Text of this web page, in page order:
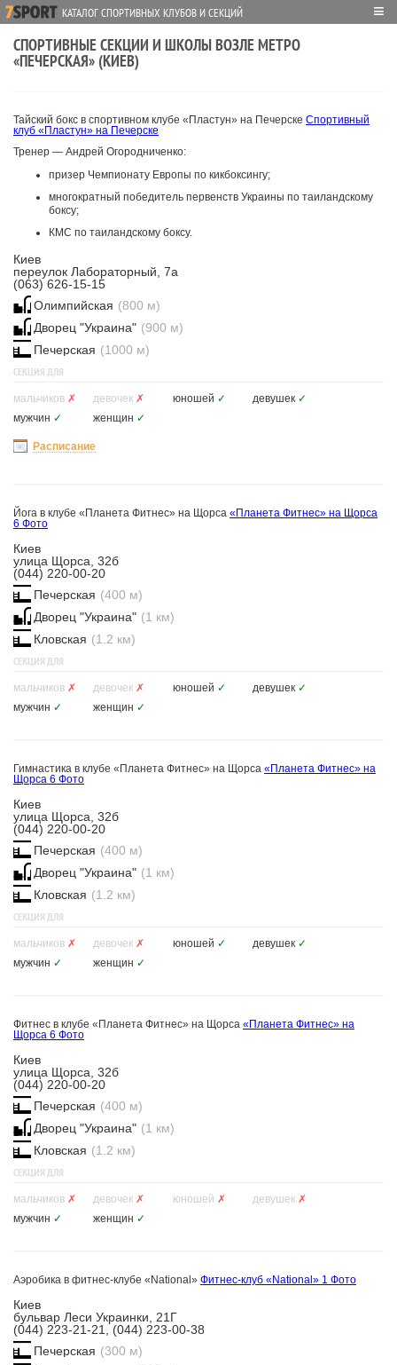
КАТАЛОГ СПОРТИВНЫХ КЛУБОВ И СЕКЦИЙ ≡
СПОРТИВНЫЕ СЕКЦИИ И ШКОЛЫ ВОЗЛЕ МЕТРО
«ПЕЧЕРСКАЯ» (КИЕВ)
Тайский бокс в спортивном клубе «Пластун» на Печерске Спортивный
клуб «Пластун» на Печерске
Тренер — Андрей Огородниченко:
призер Чемпионату Европы по кикбоксингу;
многократный победитель первенств Украины по таиландскому
боксу;
КМС по таиландскому боксу.
Киев
переулок Лабораторный, 7а
(063) 626-15-15
Олимпийская (800 м)
Дворец "Украина" (900 м)
Печерская (1000 м)
СЕКЦИЯ ДЛЯ
мальчиков ✗ девочек ✗ юношей ✓ девушек ✓
мужчин ✓ женщин ✓
Расписание
Йога в клубе «Планета Фитнес» на Щорса «Планета Фитнес» на Щорса
6 Фото
Киев
улица Щорса, 32б
(044) 220-00-20
Печерская (400 м)
Дворец "Украина" (1 км)
Кловская (1.2 км)
СЕКЦИЯ ДЛЯ
мальчиков ✗ девочек ✗ юношей ✓ девушек ✓
мужчин ✓ женщин ✓
Гимнастика в клубе «Планета Фитнес» на Щорса «Планета Фитнес» на
Щорса 6 Фото
Киев
улица Щорса, 32б
(044) 220-00-20
Печерская (400 м)
Дворец "Украина" (1 км)
Кловская (1.2 км)
СЕКЦИЯ ДЛЯ
мальчиков ✗ девочек ✗ юношей ✓ девушек ✓
мужчин ✓ женщин ✓
Фитнес в клубе «Планета Фитнес» на Щорса «Планета Фитнес» на
Щорса 6 Фото
Киев
улица Щорса, 32б
(044) 220-00-20
Печерская (400 м)
Дворец "Украина" (1 км)
Кловская (1.2 км)
СЕКЦИЯ ДЛЯ
мальчиков ✗ девочек ✗ юношей ✗ девушек ✗
мужчин ✓ женщин ✓
Аэробика в фитнес-клубе «National» Фитнес-клуб «National» 1 Фото
Киев
бульвар Леси Украинки, 21Г
(044) 223-21-21, (044) 223-00-38
Печерская (300 м)